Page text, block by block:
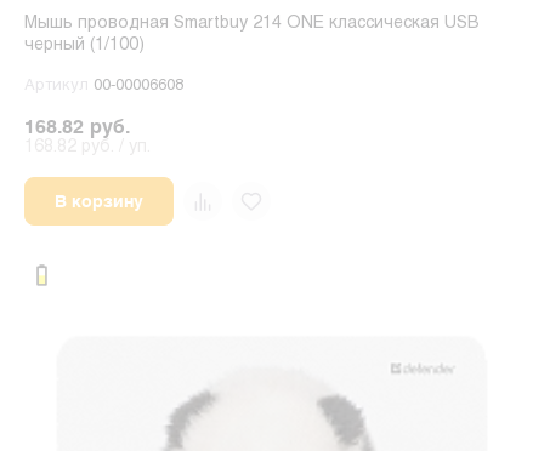
Мышь проводная Smartbuy 214 ONE классическая USB
черный (1/100)
Артикул 00-00006608
168.82 руб.
В корзину